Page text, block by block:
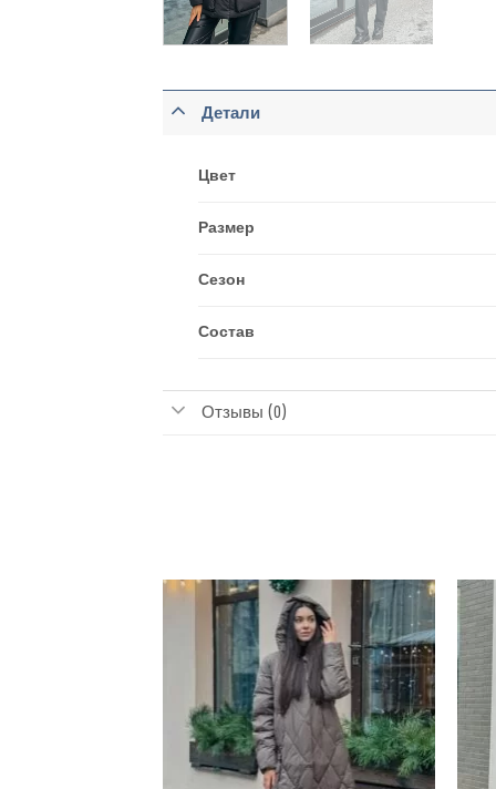
Детали
Цвет
Размер
Сезон
Состав
Отзывы (0)
Добавить
в
избранное